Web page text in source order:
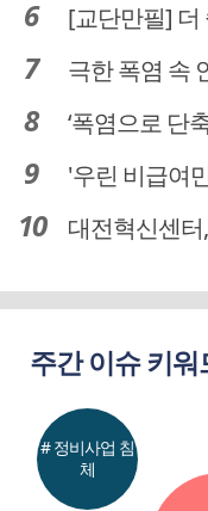
[교단만필] 더 쉽
극한 폭염 속
‘폭염으로 단
'우린 비급여만' 건
대전혁신센터,
주간 이슈 키워
# 정비사업 침
체